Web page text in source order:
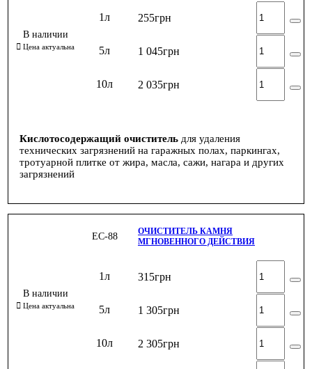
1л 255грн
5л 1 045грн
10л 2 035грн
Кислотосодержащий очиститель для удаления
технических загрязнений на гаражных полах, паркингах,
тротуарной плитке от жира, масла, сажи, нагара и других
загрязнений
ЕС-88
ОЧИСТИТЕЛЬ КАМНЯ
МГНОВЕННОГО ДЕЙСТВИЯ
1л 315грн
5л 1 305грн
10л 2 305грн